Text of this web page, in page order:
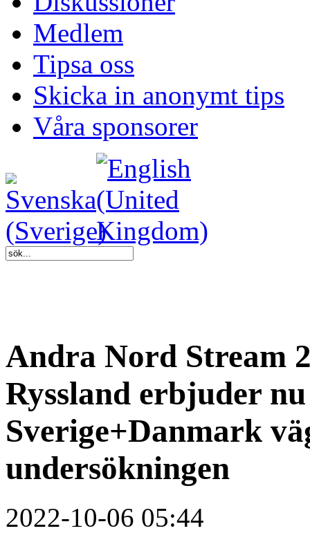
Medlem
Tipsa oss
Skicka in anonymt tips
Våra sponsorer
Andra Nord Stream
Ryssland erbjuder
Sverige+Danmark
undersökningen
2022-10-06 05:44